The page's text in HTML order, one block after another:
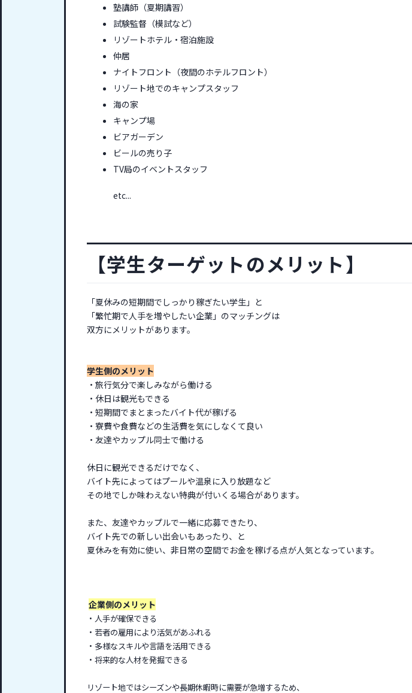
塾講師（夏期講習）
試験監督（模試など）
リゾートホテル・宿泊施設
仲居
ナイトフロント（夜間のホテルフロント）
リゾート地でのキャンプスタッフ
海の家
キャンプ場
ビアガーデン
ビールの売り子
TV局のイベントスタッフ
etc...
【学生ターゲットのメリット】
「夏休みの短期間でしっかり稼ぎたい学生」と
「繁忙期で人手を増やしたい企業」のマッチングは
双方にメリットがあります。
学生側のメリット
・旅行気分で楽しみながら働ける
・休日は観光もできる
・短期間でまとまったバイト代が稼げる
・寮費や食費などの生活費を気にしなくて良い
・友達やカップル同士で働ける
休日に観光できるだけでなく、
バイト先によってはプールや温泉に入り放題など
その地でしか味わえない特典が付いくる場合があります。
また、友達やカップルで一緒に応募できたり、
バイト先での新しい出会いもあったり、と
夏休みを有効に使い、非日常の空間でお金を稼げる点が人気となっています。
企業側のメリット
・人手が確保できる
・若者の雇用により活気があふれる
・多様なスキルや言語を活用できる
・将来的な人材を発掘できる
リゾート地ではシーズンや長期休暇時に需要が急増するため、